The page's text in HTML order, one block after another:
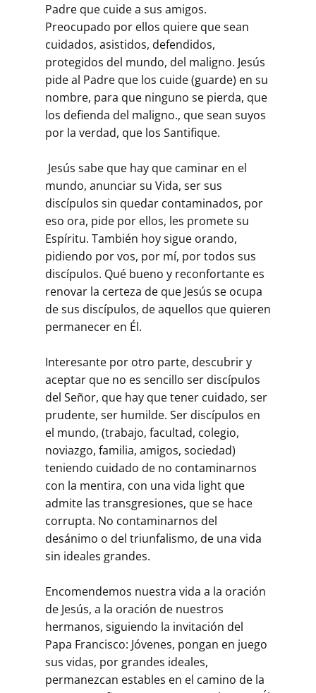
Padre que cuide a sus amigos.
Preocupado por ellos quiere que sean
cuidados, asistidos, defendidos,
protegidos del mundo, del maligno. Jesús
pide al Padre que los cuide (guarde) en su
nombre, para que ninguno se pierda, que
los defienda del maligno., que sean suyos
por la verdad, que los Santifique.
Jesús sabe que hay que caminar en el
mundo, anunciar su Vida, ser sus
discípulos sin quedar contaminados, por
eso ora, pide por ellos, les promete su
Espíritu. También hoy sigue orando,
pidiendo por vos, por mí, por todos sus
discípulos. Qué bueno y reconfortante es
renovar la certeza de que Jesús se ocupa
de sus discípulos, de aquellos que quieren
permanecer en Él.
Interesante por otro parte, descubrir y
aceptar que no es sencillo ser discípulos
del Señor, que hay que tener cuidado, ser
prudente, ser humilde. Ser discípulos en
el mundo, (trabajo, facultad, colegio,
noviazgo, familia, amigos, sociedad)
teniendo cuidado de no contaminarnos
con la mentira, con una vida light que
admite las transgresiones, que se hace
corrupta. No contaminarnos del
desánimo o del triunfalismo, de una vida
sin ideales grandes.
Encomendemos nuestra vida a la oración
de Jesús, a la oración de nuestros
hermanos, siguiendo la invitación del
Papa Francisco: Jóvenes, pongan en juego
sus vidas, por grandes ideales,
permanezcan estables en el camino de la